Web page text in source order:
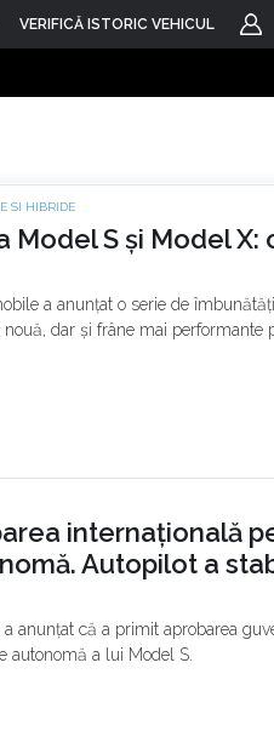
VERIFICĂ ISTORIC VEHICUL
SI HIBRIDE
Model S și Model X:
a anunțat o serie de
dar și frâne mai performante
internațională
Autopilot a
anunțat că a primit aprobarea
autonomă a lui Model S.